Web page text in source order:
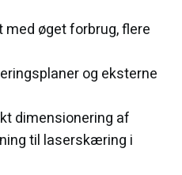
øget forbrug, flere
og eksterne
dimensionering af
til laserskæring i